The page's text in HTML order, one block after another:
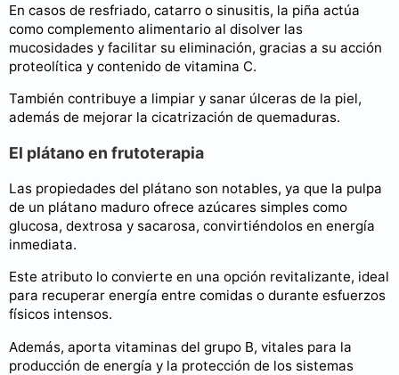
En casos de resfriado, catarro o sinusitis, la piña actúa
como complemento alimentario al disolver las
mucosidades y facilitar su eliminación, gracias a su acción
proteolítica y contenido de vitamina C.
También contribuye a limpiar y sanar úlceras de la piel,
además de mejorar la cicatrización de quemaduras.
El plátano en frutoterapia
Las propiedades del plátano son notables, ya que la pulpa
de un plátano maduro ofrece azúcares simples como
glucosa, dextrosa y sacarosa, convirtiéndolos en energía
inmediata.
Este atributo lo convierte en una opción revitalizante, ideal
para recuperar energía entre comidas o durante esfuerzos
físicos intensos.
Además, aporta vitaminas del grupo B, vitales para la
producción de energía y la protección de los sistemas